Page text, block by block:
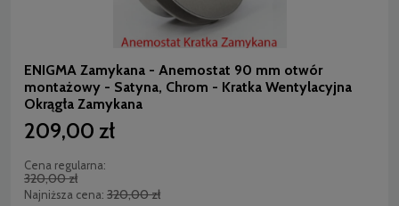
ENIGMA Zamykana - Anemostat 90 mm otwór
montażowy - Satyna, Chrom - Kratka Wentylacyjna
Okrągła Zamykana
209,00 zł
Cena regularna:
320,00 zł
Najniższa cena: 320,00 zł